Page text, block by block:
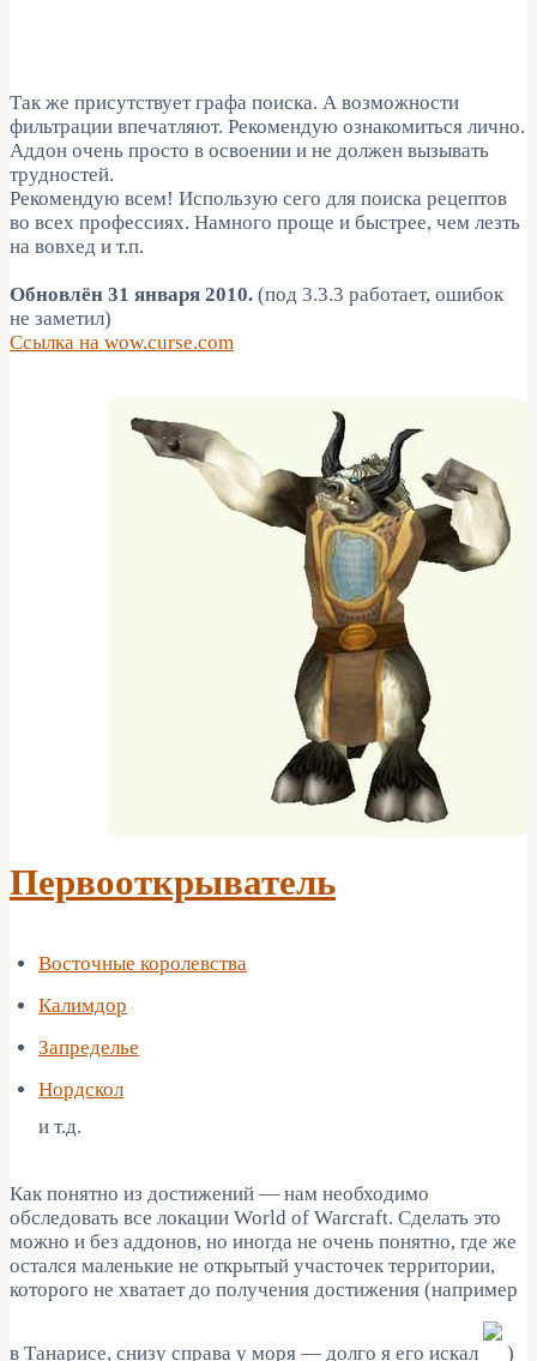
Так же присутствует графа поиска. А возможности
фильтрации впечатляют. Рекомендую ознакомиться лично.
Аддон очень просто в освоении и не должен вызывать
трудностей.
Рекомендую всем! Использую сего для поиска рецептов
во всех профессиях. Намного проще и быстрее, чем лезть
на вовхед и т.п.
Обновлён 31 января 2010. (под 3.3.3 работает, ошибок
не заметил)
Ссылка на wow.curse.com
Первооткрыватель
Восточные королевства
Калимдор
Запределье
Нордскол
и т.д.
Как понятно из достижений — нам необходимо
обследовать все локации World of Warcraft. Сделать это
можно и без аддонов, но иногда не очень понятно, где же
остался маленькие не открытый участочек территории,
которого не хватает до получения достижения (например
в Танарисе, снизу справа у моря — долго я его искал
)